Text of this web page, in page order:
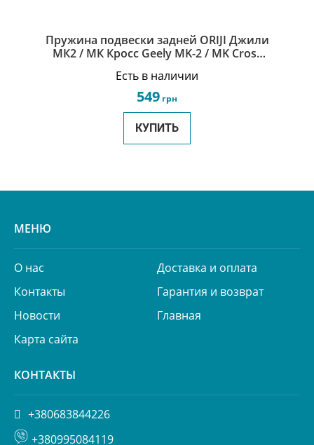
Пружина подвески задней ORIJI Джили
МК2 / МК Кросс Geely MK-2 / MK Cross
Есть в наличии
549 грн
КУПИТЬ
МЕНЮ
О нас
Доставка и оплата
Контакты
Гарантия и возврат
Новости
Главная
Карта сайта
КОНТАКТЫ
+380683844226
+380995084119